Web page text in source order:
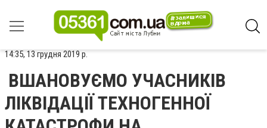
14:35, 13 грудня 2019 р.
ВШАНОВУЄМО УЧАСНИКІВ
ЛІКВІДАЦІЇ ТЕХНОГЕННОЇ